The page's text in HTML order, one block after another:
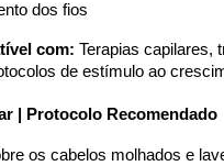
dos fios
com: Terapias capilares,
de estímulo ao
| Protocolo Recomendado
os cabelos molhados e